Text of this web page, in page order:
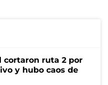
cortaron ruta 2 por
y hubo caos de